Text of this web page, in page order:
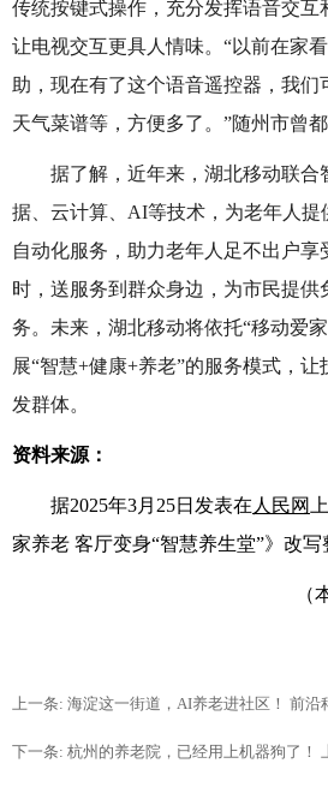
传统按键式操作，充分发挥语音交互
让电视交互更具人情味。“以前在家
助，现在有了这个语音遥控器，我们
天气菜谱等，方便多了。”随州市曾
据了解，近年来，湖北移动联合
据、云计算、 AI等技术，为老年人提
自动化服务，助力老年人足不出户享
时，送服务到群众身边，为市民提供
务。未来，湖北移动将依托“移动爱
展“智慧+健康+养老”的服务模式，让
发群体。
资料来源：
据2025年3月 25日发表在 人民网
家养老 客厅变身“智慧养生堂”》改写
（
上一条: 海淀这一街道，AI养老进社区！ 前
下一条: 杭州的养老院，已经用上机器狗了！